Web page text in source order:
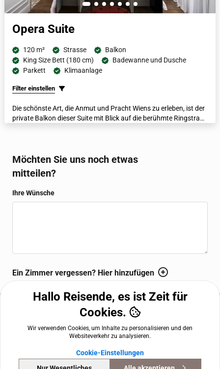
Opera Suite
120 m² Strasse
Balkon
King Size Bett (180 cm)
Badewanne und Dusche
Parkett
Klimaanlage
Filter einstellen
Die schönste Art, die Anmut und Pracht Wiens zu erleben, ist der
private Balkon dieser Suite mit Blick auf die berühmte Ringstraße
Luxus. Die Opera Suite verfügt über ein elegantes Marmorbad
luxuriöse Bademäntel, Fußbodenheizung und eine Nespresso-
Möchten Sie uns noch etwas
mitteilen?
Ihre Wünsche
Ein Zimmer vergessen? Hier hinzufügen
The Amauris Vienna,Kärntner Ring 8, 1010 Vienna, AT
+43 122 122
reservation.vienna@theamauris.com
Cookie-Einstellungen
angetrieben von
HotelPartner
Hallo Reisende, es ist Zeit für
Cookies.
Wir verwenden Cookies, um Inhalte zu personalisieren und den
Websiteverkehr zu analysieren.
Cookie-Einstellungen